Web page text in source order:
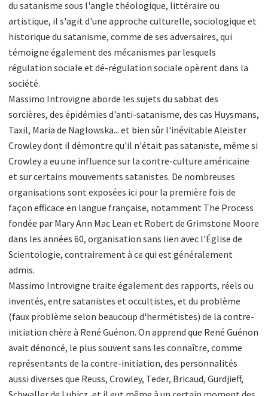
du satanisme sous l'angle théologique, littéraire ou
artistique, il s'agit d'une approche culturelle, sociologique et
historique du satanisme, comme de ses adversaires, qui
témoigne également des mécanismes par lesquels
régulation sociale et dé-régulation sociale opèrent dans la
société.
Massimo Introvigne aborde les sujets du sabbat des
sorcières, des épidémies d'anti-satanisme, des cas Huysmans,
Taxil, Maria de Naglowska... et bien sûr l'inévitable Aleister
Crowley dont il démontre qu'il n'était pas sataniste, même si
Crowley a eu une influence sur la contre-culture américaine
et sur certains mouvements satanistes. De nombreuses
organisations sont exposées ici pour la première fois de
façon efficace en langue française, notamment The Process
fondée par Mary Ann Mac Lean et Robert de Grimstone Moore
dans les années 60, organisation sans lien avec l'Église de
Scientologie, contrairement à ce qui est généralement
admis.
Massimo Introvigne traite également des rapports, réels ou
inventés, entre satanistes et occultistes, et du problème
(faux problème selon beaucoup d'hermétistes) de la contre-
initiation chère à René Guénon. On apprend que René Guénon
avait dénoncé, le plus souvent sans les connaître, comme
représentants de la contre-initiation, des personnalités
aussi diverses que Reuss, Crowley, Teder, Bricaud, Gurdjieff,